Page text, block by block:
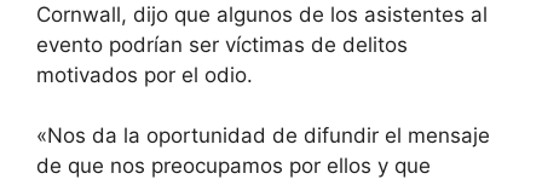
Cornwall, dijo que algunos de los asistentes al
evento podrían ser víctimas de delitos
motivados por el odio.
«Nos da la oportunidad de difundir el mensaje
de que nos preocupamos por ellos y que